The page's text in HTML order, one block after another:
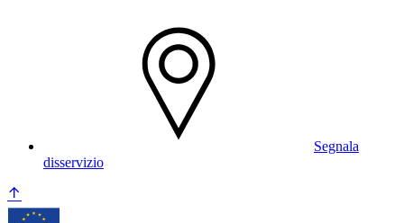
Segnala
disservizio